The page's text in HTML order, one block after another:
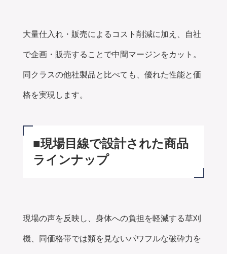
大量仕入れ・販売によるコスト削減に加え、自社
で企画・販売することで中間マージンをカット。
同クラスの他社製品と比べても、優れた性能と価
格を実現します。
■現場目線で設計された商品
ラインナップ
現場の声を反映し、身体への負担を軽減する草刈
機、同価格帯では類を見ないパワフルな破砕力を